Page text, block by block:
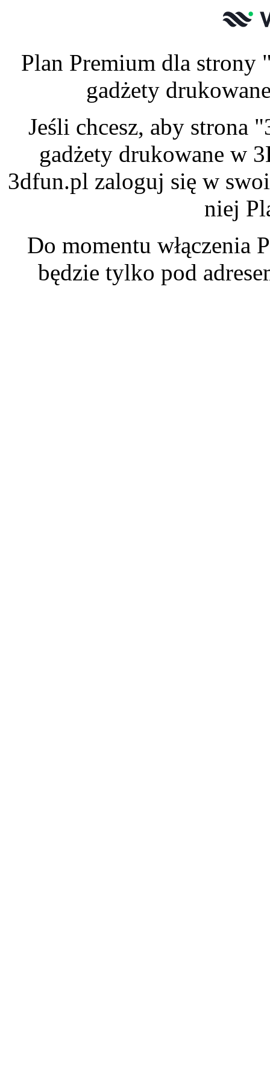
Plan Premium dla strony
gadżety
Jeśli chcesz, aby strona
gadżety drukowane w
3dfun.pl zaloguj się w
niej
Do momentu włączenia
będzie tylko pod